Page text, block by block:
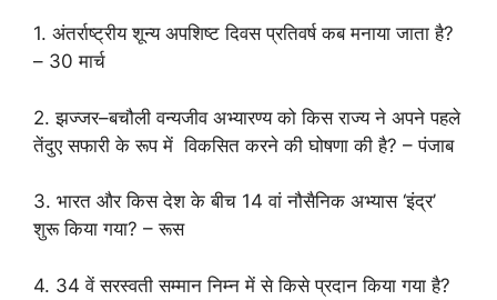
1. अंतर्राष्ट्रीय शून्य अपशिष्ट दिवस प्रतिवर्ष कब मनाया जाता है?
– 30 मार्च
2. झज्जर–बचौली वन्यजीव अभ्यारण्य को किस राज्य ने अपने पहले
तेंदुए सफारी के रूप में विकसित करने की घोषणा की है? – पंजाब
3. भारत और किस देश के बीच 14 वां नौसैनिक अभ्यास ‘इंद्र’
शुरू किया गया? – रूस
4. 34 वें सरस्वती सम्मान निम्न में से किसे प्रदान किया गया है?